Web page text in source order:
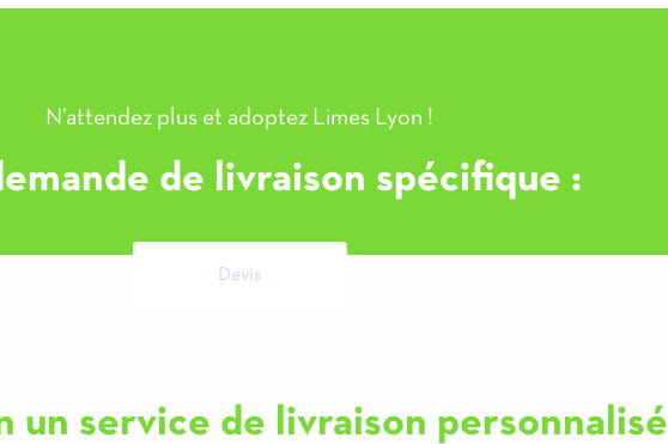
N’attendez plus et adoptez Limes Lyon !
de livraison spécifique :
Devis
un service de livraison personnalisé